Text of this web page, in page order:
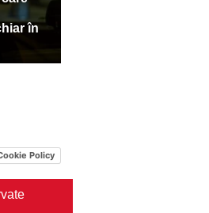
Policy